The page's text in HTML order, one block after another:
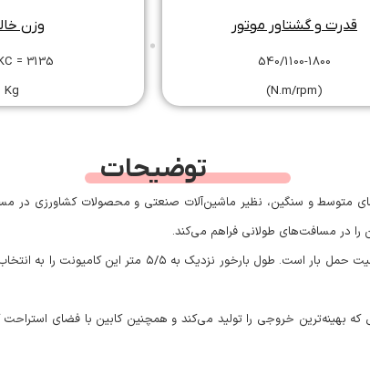
قدرت و گشتاور موتور
540/1100-1800
(N.m/rpm)
وزن
= 3135
Kg
توضیحات
متوسط و سنگین، نظیر ماشین‌آلات صنعتی و محصولات کشاورزی
نکته قابل توجه در این خودرو، تناسب طول شاسی